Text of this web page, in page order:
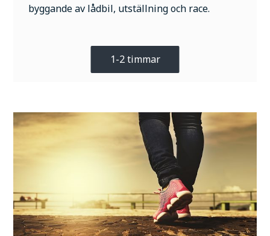
byggande av lådbil, utställning och race.
1-2 timmar